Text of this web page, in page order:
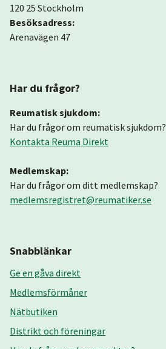
120 25 Stockholm
Besöksadress:
Arenavägen 47
Har du frågor?
Reumatisk sjukdom:
Har du frågor om reumatisk sjukdom?
Kontakta Reuma Direkt
Medlemskap:
Har du frågor om ditt medlemskap?
medlemsregistret@reumatiker.se
Snabblänkar
Ge en gåva direkt
Medlemsförmåner
Nätbutiken
Distrikt och föreningar